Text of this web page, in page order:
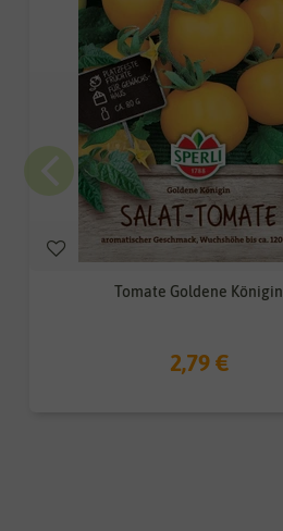
Tomate Goldene Königin
2,79 €